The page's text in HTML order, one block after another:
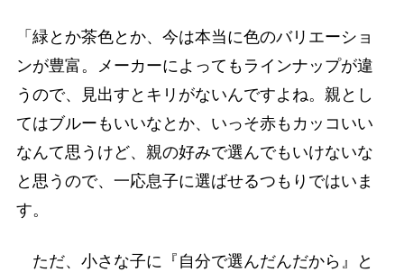
「緑とか茶色とか、今は本当に色のバリエーショ
ンが豊富。メーカーによってもラインナップが違
うので、見出すとキリがないんですよね。親とし
てはブルーもいいなとか、いっそ赤もカッコいい
なんて思うけど、親の好みで選んでもいけないな
と思うので、一応息子に選ばせるつもりではいま
す。
ただ、小さな子に『自分で選んだんだから』と